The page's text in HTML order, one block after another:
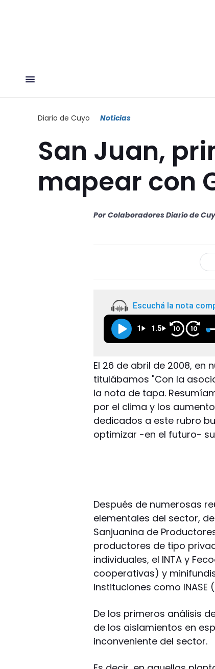
Diario de Cuyo Noticias
San Juan,
mapear con
Por Colaboradores Diario de
Escuchá la nota
1 1.5 10 10
El 26 de abril de 2008, en
titulábamos "Con la
la nota de tapa.
por el clima y los
dedicados a este rubro
optimizar -en el futuro-
Después de numerosas
elementales del sector,
Sanjuanina de
productores de tipo
individuales, el INTA y
cooperativas) y
instituciones como INASE
De los primeros análisis
de los aislamientos en
inconveniente del sector.